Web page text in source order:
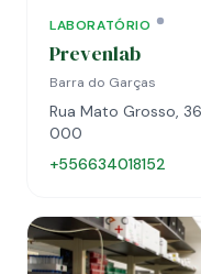
LABORATÓRIO
Prevenlab
Barra do Garças
Rua Mato Grosso,
000
+556634018152